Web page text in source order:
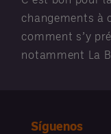
changements à
comment s’y
notamment La
Síguenos